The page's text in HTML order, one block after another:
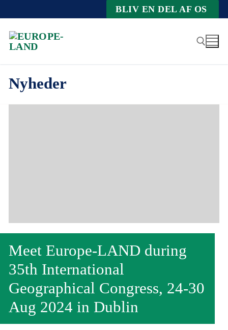
Inhalt
springen
BLIV EN DEL AF OS
Nyheder
Meet Europe-LAND during
35th International
Geographical Congress, 24-30
Aug 2024 in Dublin